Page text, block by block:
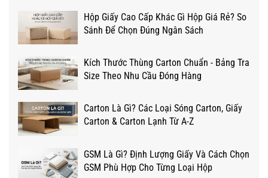
Hộp Giấy Cao Cấp Khác Gì Hộp Giá Rẻ? So
Sánh Để Chọn Đúng Ngân Sách
Kích Thước Thùng Carton Chuẩn - Bảng Tra
Size Theo Nhu Cầu Đóng Hàng
Carton Là Gì? Các Loại Sóng Carton, Giấy
Carton & Carton Lạnh Từ A-Z
GSM Là Gì? Định Lượng Giấy Và Cách Chọn
GSM Phù Hợp Cho Từng Loại Hộp